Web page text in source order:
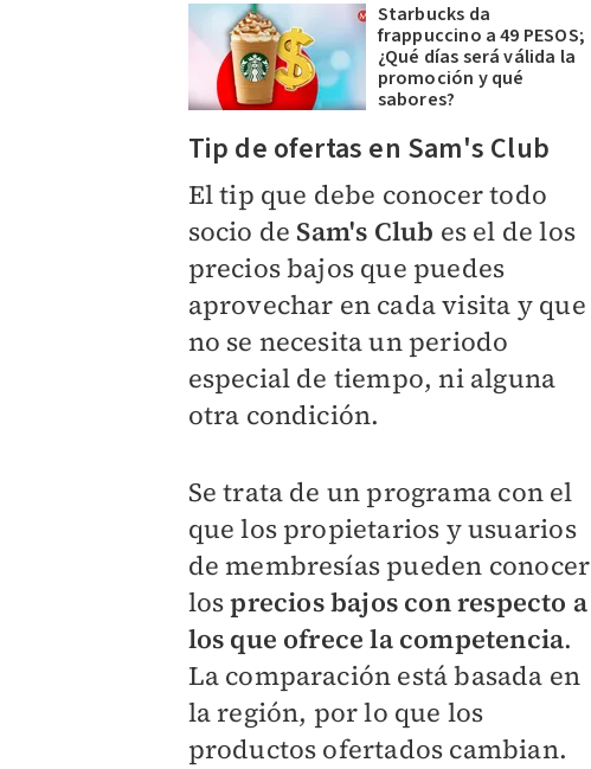
Starbucks da
frappuccino a 49 PESOS;
¿Qué días será válida la
promoción y qué
sabores?
Tip de ofertas en Sam's Club
El tip que debe conocer todo
socio de Sam's Club es el de los
precios bajos que puedes
aprovechar en cada visita y que
no se necesita un periodo
especial de tiempo, ni alguna
otra condición.
Se trata de un programa con el
que los propietarios y usuarios
de membresías pueden conocer
losprecios bajos con respecto a
los que ofrece la competencia.
La comparación está basada en
la región, por lo que los
productos ofertados cambian.